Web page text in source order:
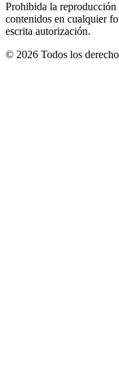
Prohibida la
contenidos en cualquier
escrita autorización.
© 2026 Todos los